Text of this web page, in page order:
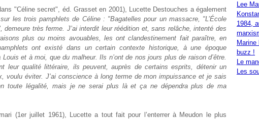
"Céline secret", éd. Grasset en 2001), Lucette Destouches a également
les trois pamphlets de Céline : "Bagatelles pour un massacre, "L’École
très ferme. J’ai interdit leur réédition et, sans relâche, intenté des
plus ou moins avouables, les ont clandestinement fait paraître, en
ont existé dans un certain contexte historique, à une époque
et à moi, que du malheur. Ils n’ont de nos jours plus de raison d’être.
leur qualité littéraire, ils peuvent, auprès de certains esprits, détenir un
voulu éviter. J’ai conscience à long terme de mon impuissance et je sais
toute légalité, mais je ne serai plus là et ça ne dépendra plus de ma
(1erjuillet 1961), Lucette a tout fait pour l’enterrer à Meudon le plus
Lee
1984,
buzz !
Le
Les